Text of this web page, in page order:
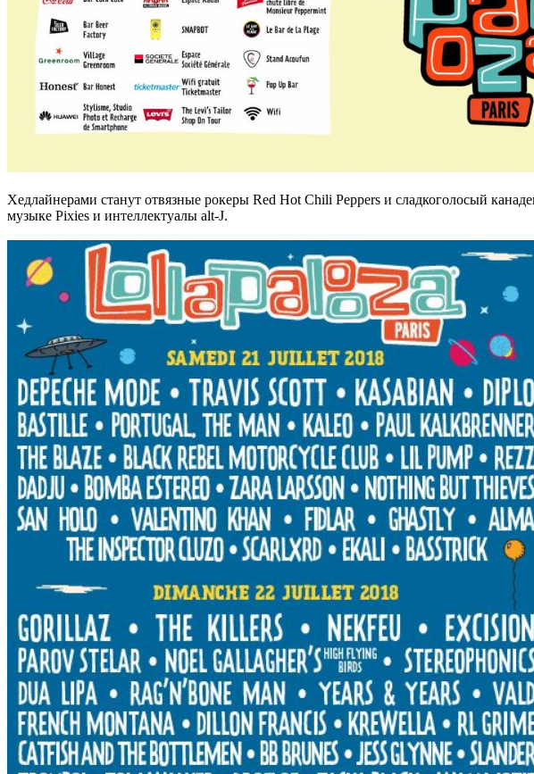
Хедлайнерами станут отвязные рокеры Red Hot Chili Peppers и сладкоголосый
музыке Pixies и интеллектуалы alt-J.